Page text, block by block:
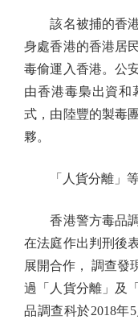
該名被捕的香港
身處香港的香港居
毒偷運入香港。公
由香港毒梟出資和
式，由陸豐的製毒
夥。
「人貨分離」等
香港警方毒品調
在法庭作出判刑後
展開合作， 調查發
過「人貨分離」及
品調查科於2018年